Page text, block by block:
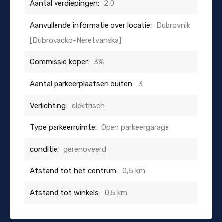
Aantal verdiepingen: 2,0
Aanvullende informatie over locatie: Dubrovnik
[Dubrovacko-Neretvanska]
Commissie koper: 3%
Aantal parkeerplaatsen buiten: 3
Verlichting: elektrisch
Type parkeerruimte: Open parkeergarage
conditie: gerenoveerd
Afstand tot het centrum: 0,5 km
Afstand tot winkels: 0,5 km